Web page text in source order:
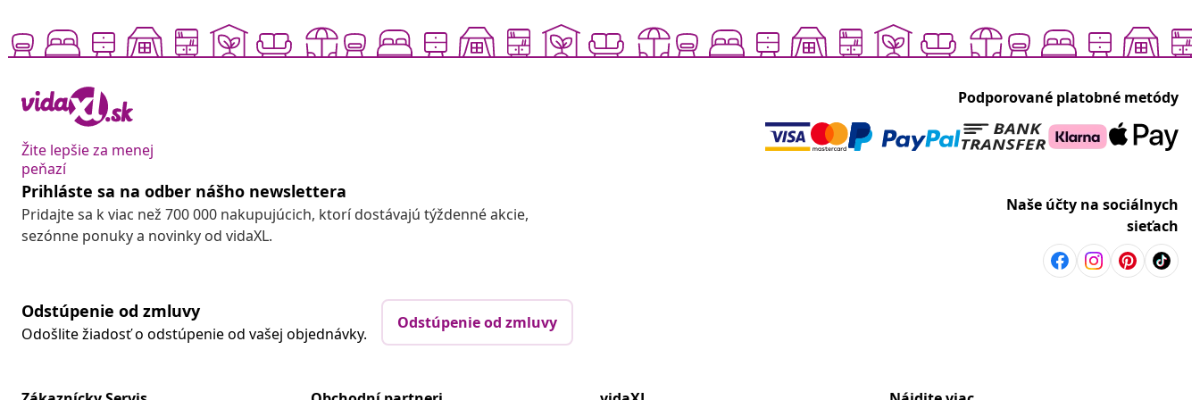
Žite lepšie za menej
peňazí
Podporované platobné metódy
Prihláste sa na odber nášho newslettera
Pridajte sa k viac než 700 000 nakupujúcich, ktorí dostávajú týždenné akcie,
sezónne ponuky a novinky od vidaXL.
Naše účty na sociálnych
sieťach
Odstúpenie od zmluvy
Odošlite žiadosť o odstúpenie od vašej objednávky.
Odstúpenie od zmluvy